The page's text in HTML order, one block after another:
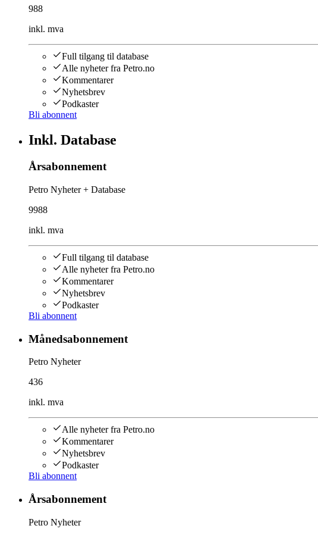
988
inkl. mva
Full tilgang til database
Alle nyheter fra Petro.no
Kommentarer
Nyhetsbrev
Podkaster
Bli abonnent
Inkl. Database
Årsabonnement
Petro Nyheter + Database
9988
inkl. mva
Full tilgang til database
Alle nyheter fra Petro.no
Kommentarer
Nyhetsbrev
Podkaster
Bli abonnent
Månedsabonnement
Petro Nyheter
436
inkl. mva
Alle nyheter fra Petro.no
Kommentarer
Nyhetsbrev
Podkaster
Bli abonnent
Årsabonnement
Petro Nyheter